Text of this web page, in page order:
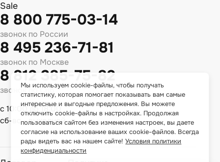
Sale
8 800 775-03-14
звонок по России
8 495 236-71-81
звонок по Москве
8 812 385-75-82
звонок по Спб
с 10:00 до 18:00
сб-вс - выходной
Мы используем cookie-файлы, чтобы получать
статистику, которая помогает показывать вам самые
интересные и выгодные предложения. Вы можете
отключить cookie-файлы в настройках. Продолжая
пользоваться сайтом без изменения настроек, вы даете
согласие на использование ваших cookie-файлов. Всегда
рады видеть вас на нашем сайте!Условия политики
конфиденциальности